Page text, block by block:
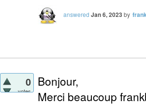
answered Jan 6, 2023 by
0
votes
Bonjour,
Merci beaucoup